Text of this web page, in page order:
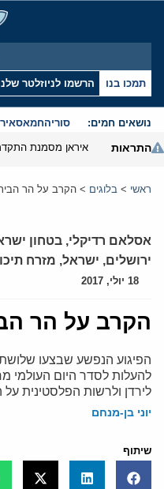
תמכו בנו הרשמו לניוזלטר
נושאים חמים: סוריהחמאס
התראות
ראשי > בלוגים > הקרב על הר
אסלאם רדיקלי, בטחון
ירושלים, ישראל, מזרח
18 יולי, 2017
הקרב על הר
הפיגוע הנפשע שבצעו
להעלות לסדר היום העולמי
לירדן ולרשות הפלסטינית
יוני בן-מנחם
שיתוף